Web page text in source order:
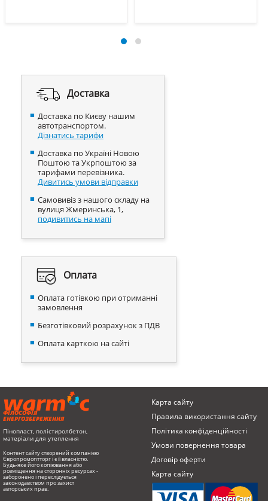
Доставка
Доставка по Києву нашим
автотранспортом.
Дізнатись тарифи
Доставка по Україні Новою
Поштою та Укрпоштою за
тарифами перевізника.
Дивитись умови відправки
Самовивіз з нашого складу на
вулиця Жмеринська, 1,
подивитись на мапі
Оплата
Оплата готівкою при отриманні
замовлення
Безготівковий розрахунок з ПДВ
Оплата карткою на сайті
ФІЛОСОФІЯ
ЕНЕРГОЗБЕРЕЖЕННЯ
Пінопласт, полістиролбетон,
матеріали для утеплення
Контент сайту створений компанією
Європромоптторг і є її власністю.
Будь-яке його копіювання або
розміщення на сторонніх ресурсах -
заборонено і переслідується
законодавством про захист
авторських прав.
Карта сайту
Правила використання сайту
Політика конфіденційності
Умови повернення товарa
Договір оферти
Карта сайту